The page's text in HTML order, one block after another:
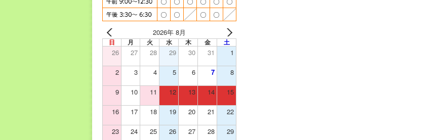
2026年 8月
日 月 火 水 木 金 土
26 27 28 29 30 31 1
2 3 4 5 6 7 8
9 10 11 12 13 14 15
16 17 18 19 20 21 22
23 24 25 26 27 28 29